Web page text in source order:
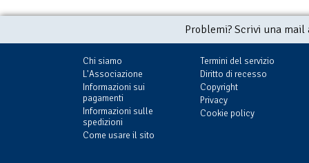
Problemi? Scrivi una
Chi siamo
L'Associazione
Informazioni sui
pagamenti
Informazioni sulle
spedizioni
Come usare il sito
Termini del servizio
Diritto di recesso
Copyright
Privacy
Cookie policy